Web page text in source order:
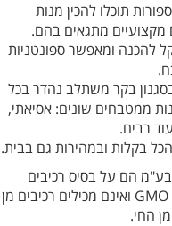
תוכלו להכין מנות
מתגאים בהם.
להכנה ומאפשר ספונטניות
בקר משתלב נהדר בכל
ממטבחים שונים: אסיאתי,
רבים.
הכל בקלות ובמהירות גם בבית.
בע"מ הם על בסיס רכיבים
צמחיים, ללא רכיבי GMO ואינם מכילים רכיבים מן
החי.